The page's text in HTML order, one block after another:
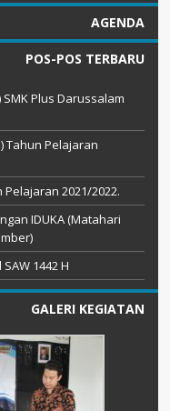
AGENDA
POS-POS TERBARU
Plus Darussalam
Tahun Pelajaran
2021/2022.
IDUKA (Matahari
1442 H
GALERI KEGIATAN